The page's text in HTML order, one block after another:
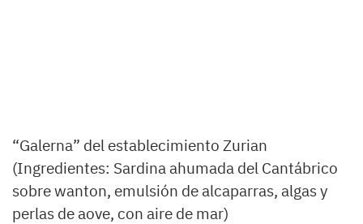
“Galerna” del establecimiento Zurian
(Ingredientes: Sardina ahumada del Cantábrico
sobre wanton, emulsión de alcaparras, algas y
perlas de aove, con aire de mar)